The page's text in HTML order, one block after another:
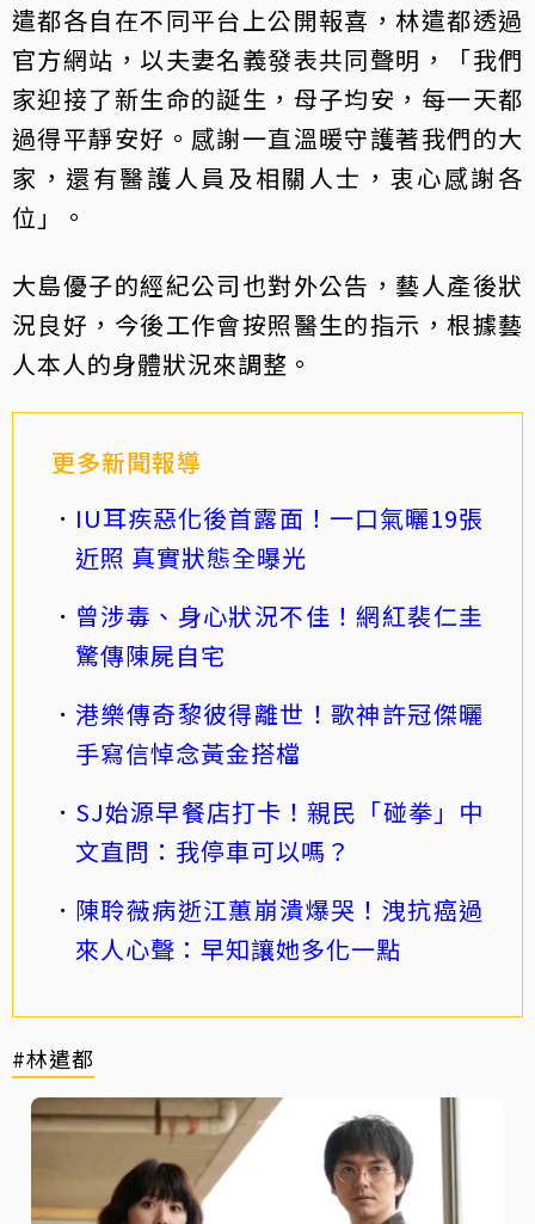
遣都各自在不同平台上公開報喜，林遣都透過
官方網站，以夫妻名義發表共同聲明，「我們
家迎接了新生命的誕生，母子均安，每一天都
過得平靜安好。感謝一直溫暖守護著我們的大
家，還有醫護人員及相關人士，衷心感謝各
位」。
大島優子的經紀公司也對外公告，藝人產後狀
況良好，今後工作會按照醫生的指示，根據藝
人本人的身體狀況來調整。
更多新聞報導
IU耳疾惡化後首露面！一口氣曬19張
近照 真實狀態全曝光
曾涉毒、身心狀況不佳！網紅裴仁圭
驚傳陳屍自宅
港樂傳奇黎彼得離世！歌神許冠傑曬
手寫信悼念黃金搭檔
SJ始源早餐店打卡！親民「碰拳」中
文直問：我停車可以嗎？
陳聆薇病逝江蕙崩潰爆哭！洩抗癌過
來人心聲：早知讓她多化一點
#林遣都